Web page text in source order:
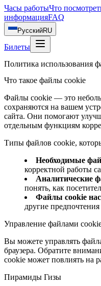
Часы работыЧто
информацияFAQ
РусскийRU
Билеты
Политика использования
Что такое файлы cookie
Файлы cookie — это
сохраняются на вашем
сайта. Они помогают
отдельным функциям
Типы файлов cookie,
Необходимые
корректной работы
Аналитические
понять, как
Файлы cookie
другие предпочтения
Управление файлами
Вы можете управлять
браузера. Обратите
cookie может повлиять на
Пирамиды Гизы